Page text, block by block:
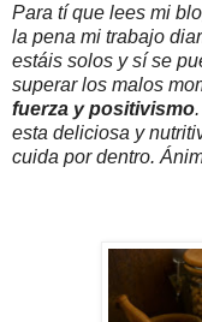
Para tí que lees mi
la pena mi trabajo
estáis solos y sí se
superar los malos
fuerza y positivismo
esta deliciosa y
cuida por dentro.